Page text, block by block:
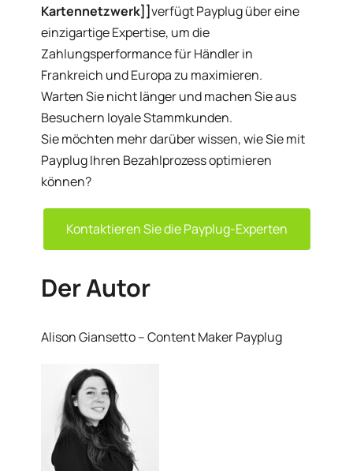
Kartennetzwerk]]verfügt Payplug über eine
einzigartige Expertise, um die
Zahlungsperformance für Händler in
Frankreich und Europa zu maximieren.
Warten Sie nicht länger und machen Sie aus
Besuchern loyale Stammkunden.
Sie möchten mehr darüber wissen, wie Sie mit
Payplug Ihren Bezahlprozess optimieren
können?
Kontaktieren Sie die Payplug-Experten
Der Autor
Alison Giansetto – Content Maker Payplug